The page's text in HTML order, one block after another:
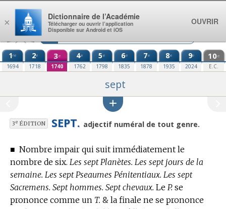
Aller au contenu
1re
1694
2e
1718
3e
1740
4e
1762
5e
1798
6e
1835
7e
1878
8e
1935
9e
2024
10e
E.C.
sept
3eÉDITION SEPT. adjectif numéral de tout genre.
■ Nombre impair qui suit immédiatement le
nombre de six. Les sept Planètes. Les sept jours de la
semaine. Les sept Pseaumes Pénitentiaux. Les sept
Sacremens. Sept hommes. Sept chevaux. Le P. se
prononce comme un T. & la finale ne se prononce
×
Dictionnaire de l’Académie
Télécharger ou ouvrir l’application
Disponible sur Android et iOS
OUVRIR